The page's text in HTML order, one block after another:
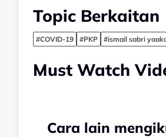
Topic Berkaitan
#COVID-19 #PKP #ismail sabri
Must Watch
Cara lain